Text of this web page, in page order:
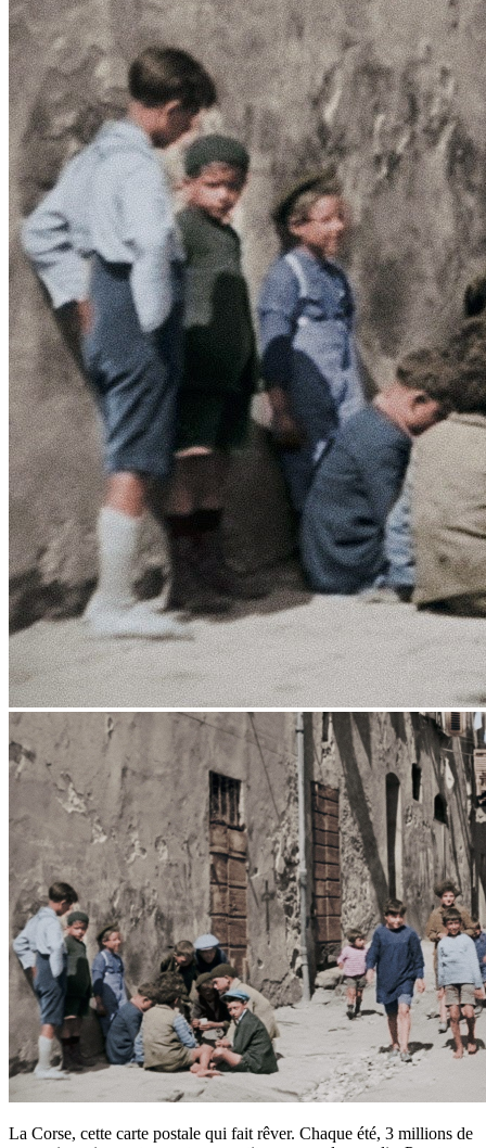
La Corse, cette carte postale qui fait rêver. Chaque été, 3 millions de